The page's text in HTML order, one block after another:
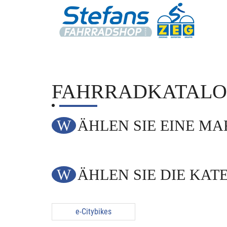
WÄHLEN SIE EINE
WÄHLEN SIE DIE
e-Citybikes